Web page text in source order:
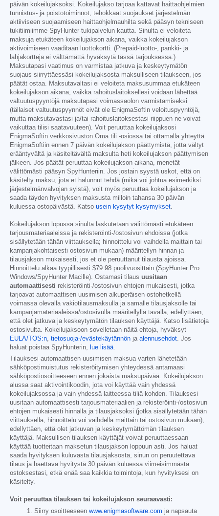
päivän kokeilujaksoksi. Kokeilujakso tarjoaa kattavat haittaohjelmien
tunnistus- ja poistotoiminnot, tehokkaat suojaukset järjestelmän
aktiiviseen suojaamiseen haittaohjelmauhilta sekä pääsyn tekniseen
tukitiimiimme SpyHunter-tukipalvelun kautta. Sinulta ei veloiteta
maksuja etukäteen kokeilujakson aikana, vaikka kokeilujakson
aktivoimiseen vaaditaan luottokortti. (Prepaid-luotto-, pankki- ja
lahjakortteja ei välttämättä hyväksytä tässä tarjouksessa.)
Maksutapasi vaatimus on varmistaa jatkuva ja keskeytymätön
suojaus siirryttäessäsi kokeilujaksosta maksulliseen tilaukseen, jos
päätät ostaa. Maksutavaltasi ei veloiteta maksusummaa etukäteen
kokeilujakson aikana, vaikka rahoituslaitoksellesi voidaan lähettää
valtuutuspyyntöjä maksutapasi voimassaolon varmistamiseksi
(tällaiset valtuutuspyynnöt eivät ole EnigmaSoftin veloituspyyntöjä,
mutta maksutavastasi ja/tai rahoituslaitoksestasi riippuen ne voivat
vaikuttaa tilisi saatavuuteen). Voit peruuttaa kokeilujaksosi
EnigmaSoftin verkkosivuston Oma tili -osiossa tai ottamalla yhteyttä
EnigmaSoftiin ennen 7 päivän kokeilujakson päättymistä, jotta vältyt
erääntyvältä ja käsiteltävältä maksulta heti kokeilujakson päättymisen
jälkeen. Jos päätät peruuttaa kokeilujakson aikana, menetät
välittömästi pääsyn SpyHunteriin. Jos jostain syystä uskot, että on
käsitelty maksu, jota et halunnut tehdä (mikä voi johtua esimerkiksi
järjestelmänvalvojan syistä), voit myös peruuttaa kokeilujakson ja
saada täyden hyvityksen maksusta milloin tahansa 30 päivän
kuluessa ostopäivästä. Katso usein kysytyt kysymykset.
Kokeilujakson lopussa sinulta laskutetaan välittömästi etukäteen
tarjousmateriaaleissa ja rekisteröinti-/ostosivun ehdoissa (jotka
sisällytetään tähän viittauksella; hinnoittelu voi vaihdella maittain tai
kampanjakohtaisesti ostosivun mukaan) määritellyn hinnan ja
tilausjakson mukaisesti, jos et ole peruuttanut tilausta ajoissa.
Hinnoittelu alkaa tyypillisesti $79.98 puolivuosittain (SpyHunter Pro
Windows/SpyHunter Macille). Ostamasi tilaus uusitaan
automaattisesti rekisteröinti-/ostosivun ehtojen mukaisesti, jotka
tarjoavat automaattisen uusimisen alkuperäisen ostohetkellä
voimassa olevalla vakiotilausmaksulla ja samalle tilausjaksolle tai
kampanjamateriaaleissa/ostosivulla määritellyllä tavalla, edellyttäen,
että olet jatkuva ja keskeytymätön tilauksen käyttäjä. Katso lisätietoja
ostosivulta. Kokeilujaksoon sovelletaan näitä ehtoja, hyväksyt
EULA/TOS:n, tietosuoja-/evästekäytännön ja alennusehdot. Jos
haluat poistaa SpyHunterin, lue lisää.
Tilauksesi automaattisen uusimisen maksua varten lähetetään
sähköpostimuistutus rekisteröitymisen yhteydessä antamaasi
sähköpostiosoitteeseen ennen jokaista maksupäivää. Kokeilujakson
alussa saat aktivointikoodin, jota voi käyttää vain yhdessä
kokeilujaksossa ja vain yhdessä laitteessa tiliä kohden. Tilauksesi
uusitaan automaattisesti tarjousmateriaalien ja rekisteröinti-/ostosivun
ehtojen mukaisesti hinnalla ja tilausjaksoksi (jotka sisällytetään tähän
viittauksella; hinnoittelu voi vaihdella maittain tai ostosivun mukaan),
edellyttäen, että olet jatkuvan ja keskeytymättömän tilauksen
käyttäjä. Maksullisen tilauksen käyttäjät voivat peruuttaessaan
käyttää tuotteitaan maksetun tilausjakson loppuun asti. Jos haluat
saada hyvityksen kuluvasta tilausjaksosta, sinun on peruutettava
tilaus ja haettava hyvitystä 30 päivän kuluessa viimeisimmästä
ostoksestasi, etkä enää saa kaikkia toimintoja, kun hyvityksesi on
käsitelty.
Voit peruuttaa tilauksen tai kokeilujakson seuraavasti:
Siirry osoitteeseen www.enigmasoftware.com ja napsauta